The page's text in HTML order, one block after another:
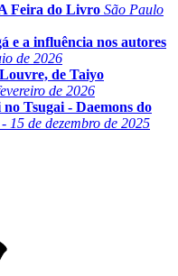
Feira do Livro São Paulo
e a influência nos autores
de 2026
de Taiyo
de 2026
Tsugai - Daemons do
15 de dezembro de 2025